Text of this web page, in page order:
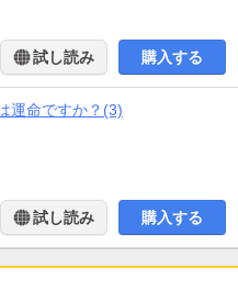
試し読み 購入する
運命ですか？(3)
試し読み 購入する